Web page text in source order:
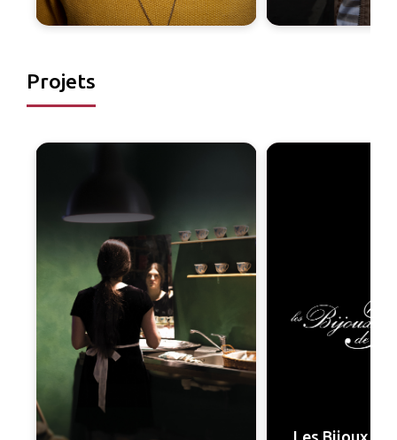
Projets